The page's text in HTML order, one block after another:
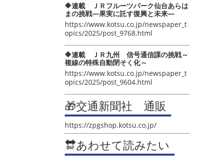
🔶連載 ＪＲフルーツパーク仙台あらは
まの挑戦―果実に託す復興と未来―
https://www.kotsu.co.jp/newspaper_t
opics/2025/post_9768.html
🔶連載 ＪＲ九州 信号通信課の挑戦～
複線の特殊自動閉そく化～
https://www.kotsu.co.jp/newspaper_t
opics/2025/post_9604.html
🎁交通新聞社 通販
https://zpgshop.kotsu.co.jp/
🔛あわせて読みたい